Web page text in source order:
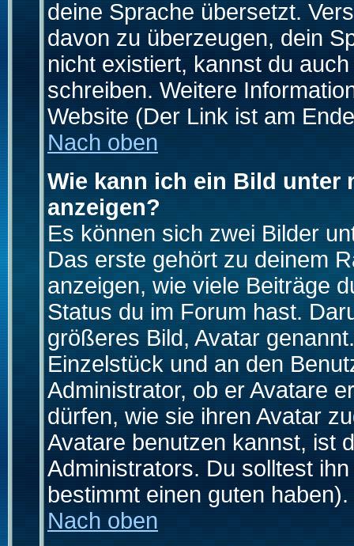
deine Sprache übersetzt.
davon zu überzeugen, dein
nicht existiert, kannst du
schreiben. Weitere
Website (Der Link ist am
Nach oben
Wie kann ich ein Bild unter
anzeigen?
Es können sich zwei Bilder
Das erste gehört zu deinem
anzeigen, wie viele Beiträge
Status du im Forum hast.
größeres Bild, Avatar
Einzelstück und an den
Administrator, ob er Avatare
dürfen, wie sie ihren Avatar
Avatare benutzen kannst, ist
Administrators. Du solltest
bestimmt einen guten haben).
Nach oben